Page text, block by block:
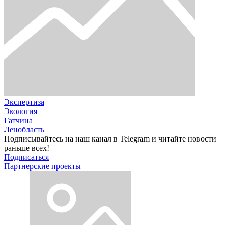
Экспертиза
Экология
Гатчина
Ленобласть
Подписывайтесь на наш канал в Telegram и читайте новости
раньше всех!
Подписаться
Партнерские проекты